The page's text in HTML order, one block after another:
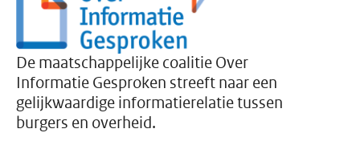
Instituut Maatschappelijke
Innovatie (IMI) laat in zijn
onderzoek Klem in het
systeem,
Informatieplichten voor
multiprobleemhuishoudens
zien hoe ingewikkeld de
administratieve
werkelijkheid inmiddels is
De maatschappelijke coalitie Over
Informatie Gesproken streeft naar een
gelijkwaardige informatierelatie tussen
burgers en overheid.